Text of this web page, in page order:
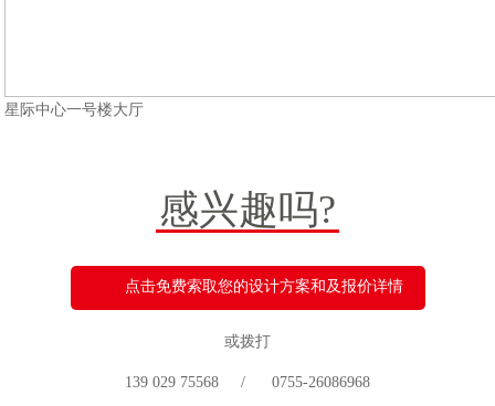
星际中心一号楼大厅
感兴趣吗?
点击免费索取您的设计方案和及报价详情
或拨打
139 029 75568 / 0755-26086968